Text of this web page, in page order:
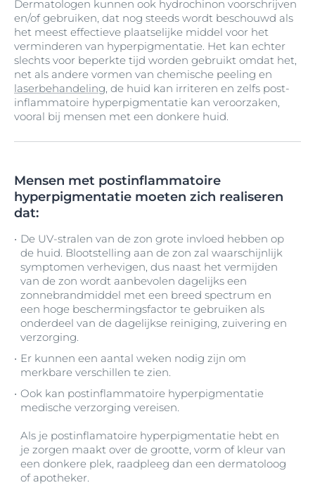
Dermatologen kunnen ook hydrochinon voorschrijven
en/of gebruiken, dat nog steeds wordt beschouwd als
het meest effectieve plaatselijke middel voor het
verminderen van hyperpigmentatie. Het kan echter
slechts voor beperkte tijd worden gebruikt omdat het,
net als andere vormen van chemische peeling en
laserbehandeling, de huid kan irriteren en zelfs post-
inflammatoire hyperpigmentatie kan veroorzaken,
vooral bij mensen met een donkere huid.
Mensen met postinflammatoire
hyperpigmentatie moeten zich realiseren
dat:
De UV-stralen van de zon grote invloed hebben op
de huid. Blootstelling aan de zon zal waarschijnlijk
symptomen verhevigen, dus naast het vermijden
van de zon wordt aanbevolen dagelijks een
zonnebrandmiddel met een breed spectrum en
een hoge beschermingsfactor te gebruiken als
onderdeel van de dagelijkse reiniging, zuivering en
verzorging.
Er kunnen een aantal weken nodig zijn om
merkbare verschillen te zien.
Ook kan postinflammatoire hyperpigmentatie
medische verzorging vereisen.
Als je postinflamatoire hyperpigmentatie hebt en
je zorgen maakt over de grootte, vorm of kleur van
een donkere plek, raadpleeg dan een dermatoloog
of apotheker.